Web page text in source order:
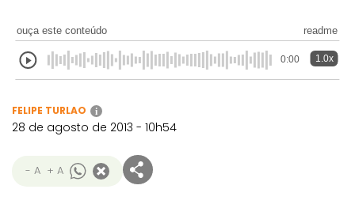
ouça este conteúdo readme
0:00 1.0x
FELIPE TURLAO i
28 de agosto de 2013 - 10h54
- A + A